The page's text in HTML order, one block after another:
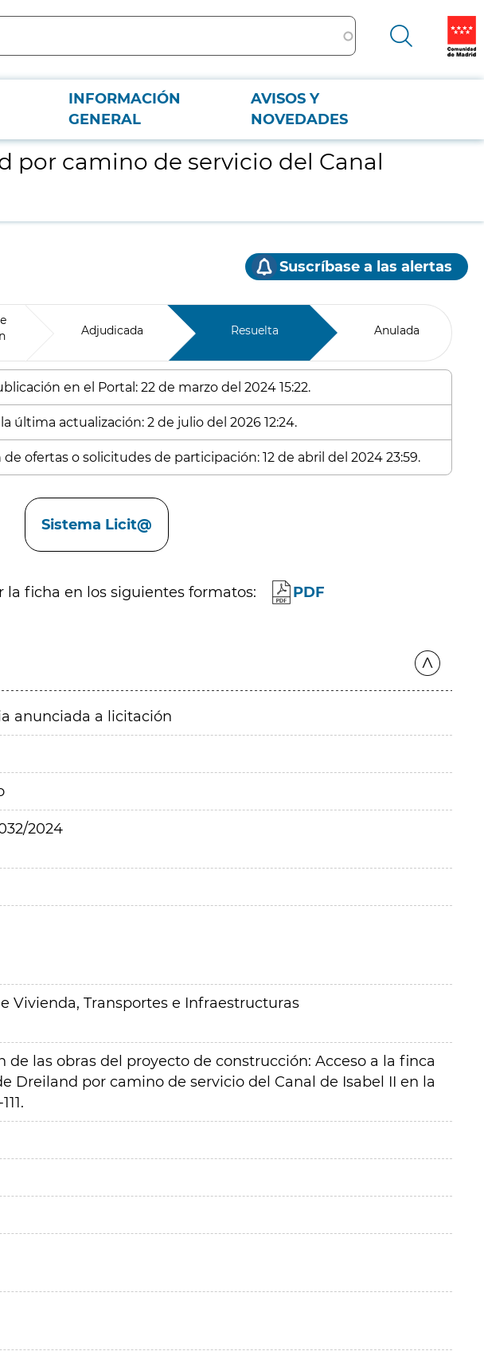
INFORMACIÓN
GENERAL
AVISOS Y
NOVEDADES
por camino de servicio del Canal
Suscríbase a las alertas
Adjudicada Resuelta Anulada
en el Portal: 22 de marzo del 2024 15:22.
última actualización: 2 de julio del 2026 12:24.
ofertas o solicitudes de participación: 12 de abril del 2024 23:59.
Sistema Licit@
la ficha en los siguientes formatos: PDF
anunciada a licitación
2024
Vivienda, Transportes e Infraestructuras
de las obras del proyecto de construcción: Acceso a la finca
Dreiland por camino de servicio del Canal de Isabel II en la